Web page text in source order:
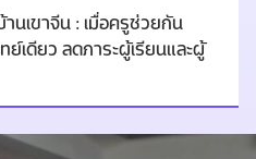
านเขาจีน : เมื่อครูช่วยกัน
ย์เดียว ลดภาระผู้เรียนและผู้